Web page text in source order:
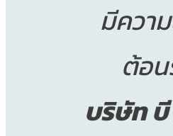
มีควา
ต้อ
บริษัท บี